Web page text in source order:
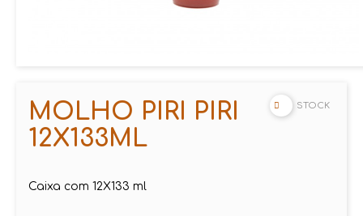
STOCK
MOLHO PIRI PIRI
12X133ML
Caixa com 12X133 ml